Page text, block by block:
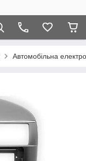
Автомобільна